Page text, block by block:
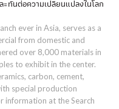
ะทันต่อความเปลี่ยนแปลงในโลก
ever in Asia, serves as a
from domestic and
over 8,000 materials in
to exhibit in the center.
carbon, cement,
special production
information at the Search